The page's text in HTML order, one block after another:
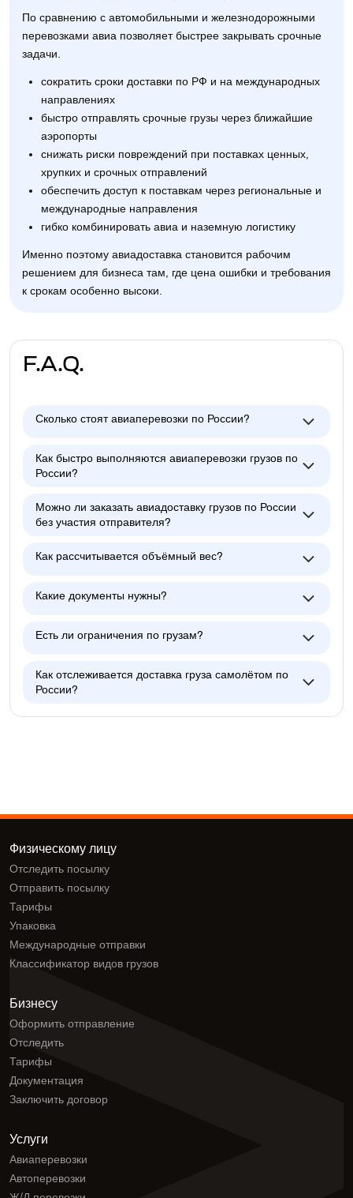
По сравнению с автомобильными и железнодорожными
перевозками авиа позволяет быстрее закрывать срочные
задачи.
сократить сроки доставки по РФ и на международных
направлениях
быстро отправлять срочные грузы через ближайшие
аэропорты
снижать риски повреждений при поставках ценных,
хрупких и срочных отправлений
обеспечить доступ к поставкам через региональные и
международные направления
гибко комбинировать авиа и наземную логистику
Именно поэтому авиадоставка становится рабочим
решением для бизнеса там, где цена ошибки и требования
к срокам особенно высоки.
F.A.Q.
Сколько стоят авиаперевозки по России?
Как быстро выполняются авиаперевозки грузов по
России?
Можно ли заказать авиадоставку грузов по России
без участия отправителя?
Как рассчитывается объёмный вес?
Какие документы нужны?
Есть ли ограничения по грузам?
Как отслеживается доставка груза самолётом по
России?
Физическому лицу
Отследить посылку
Отправить посылку
Тарифы
Упаковка
Международные отправки
Классификатор видов грузов
Бизнесу
Оформить отправление
Отследить
Тарифы
Документация
Заключить договор
Услуги
Авиаперевозки
Автоперевозки